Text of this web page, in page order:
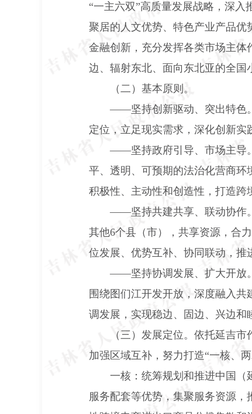
“一主六双”高质量发展战略，深
聚居的人文优势、特色产业产品
金融创新，充分发挥各类市场主
边、辐射东北、面向东北亚的全国
（二）基本原则。
——坚持创新驱动、突出特色
定位，立足现实需求，深化创新实
——坚持政府引导、市场主导
平、透明、可预期的法治化营商
积极性、主动性和创造性，打造跨
——坚持共建共享、联动协作
其他6个县（市），共享资源，合
位发展、优势互补、协同联动，推
——坚持协调发展、扩大开放
围绕图们江开发开放，深度融入
调发展，实现稳边、固边、兴边和
（三）发展定位。 依托延吉市
加强区域互补，努力打造“一核、
一核：统筹规划和推进中国（
服务配套等优势，集聚服务资源